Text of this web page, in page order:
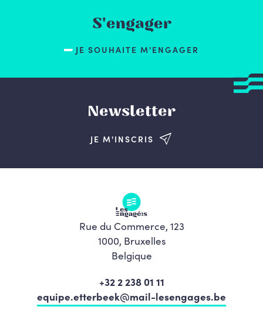
S'engager
JE SOUHAITE M'ENGAGER
Newsletter
JE M'INSCRIS
Rue du Commerce, 123
1000, Bruxelles
Belgique
+32 2 238 01 11
equipe.etterbeek@mail-lesengages.be